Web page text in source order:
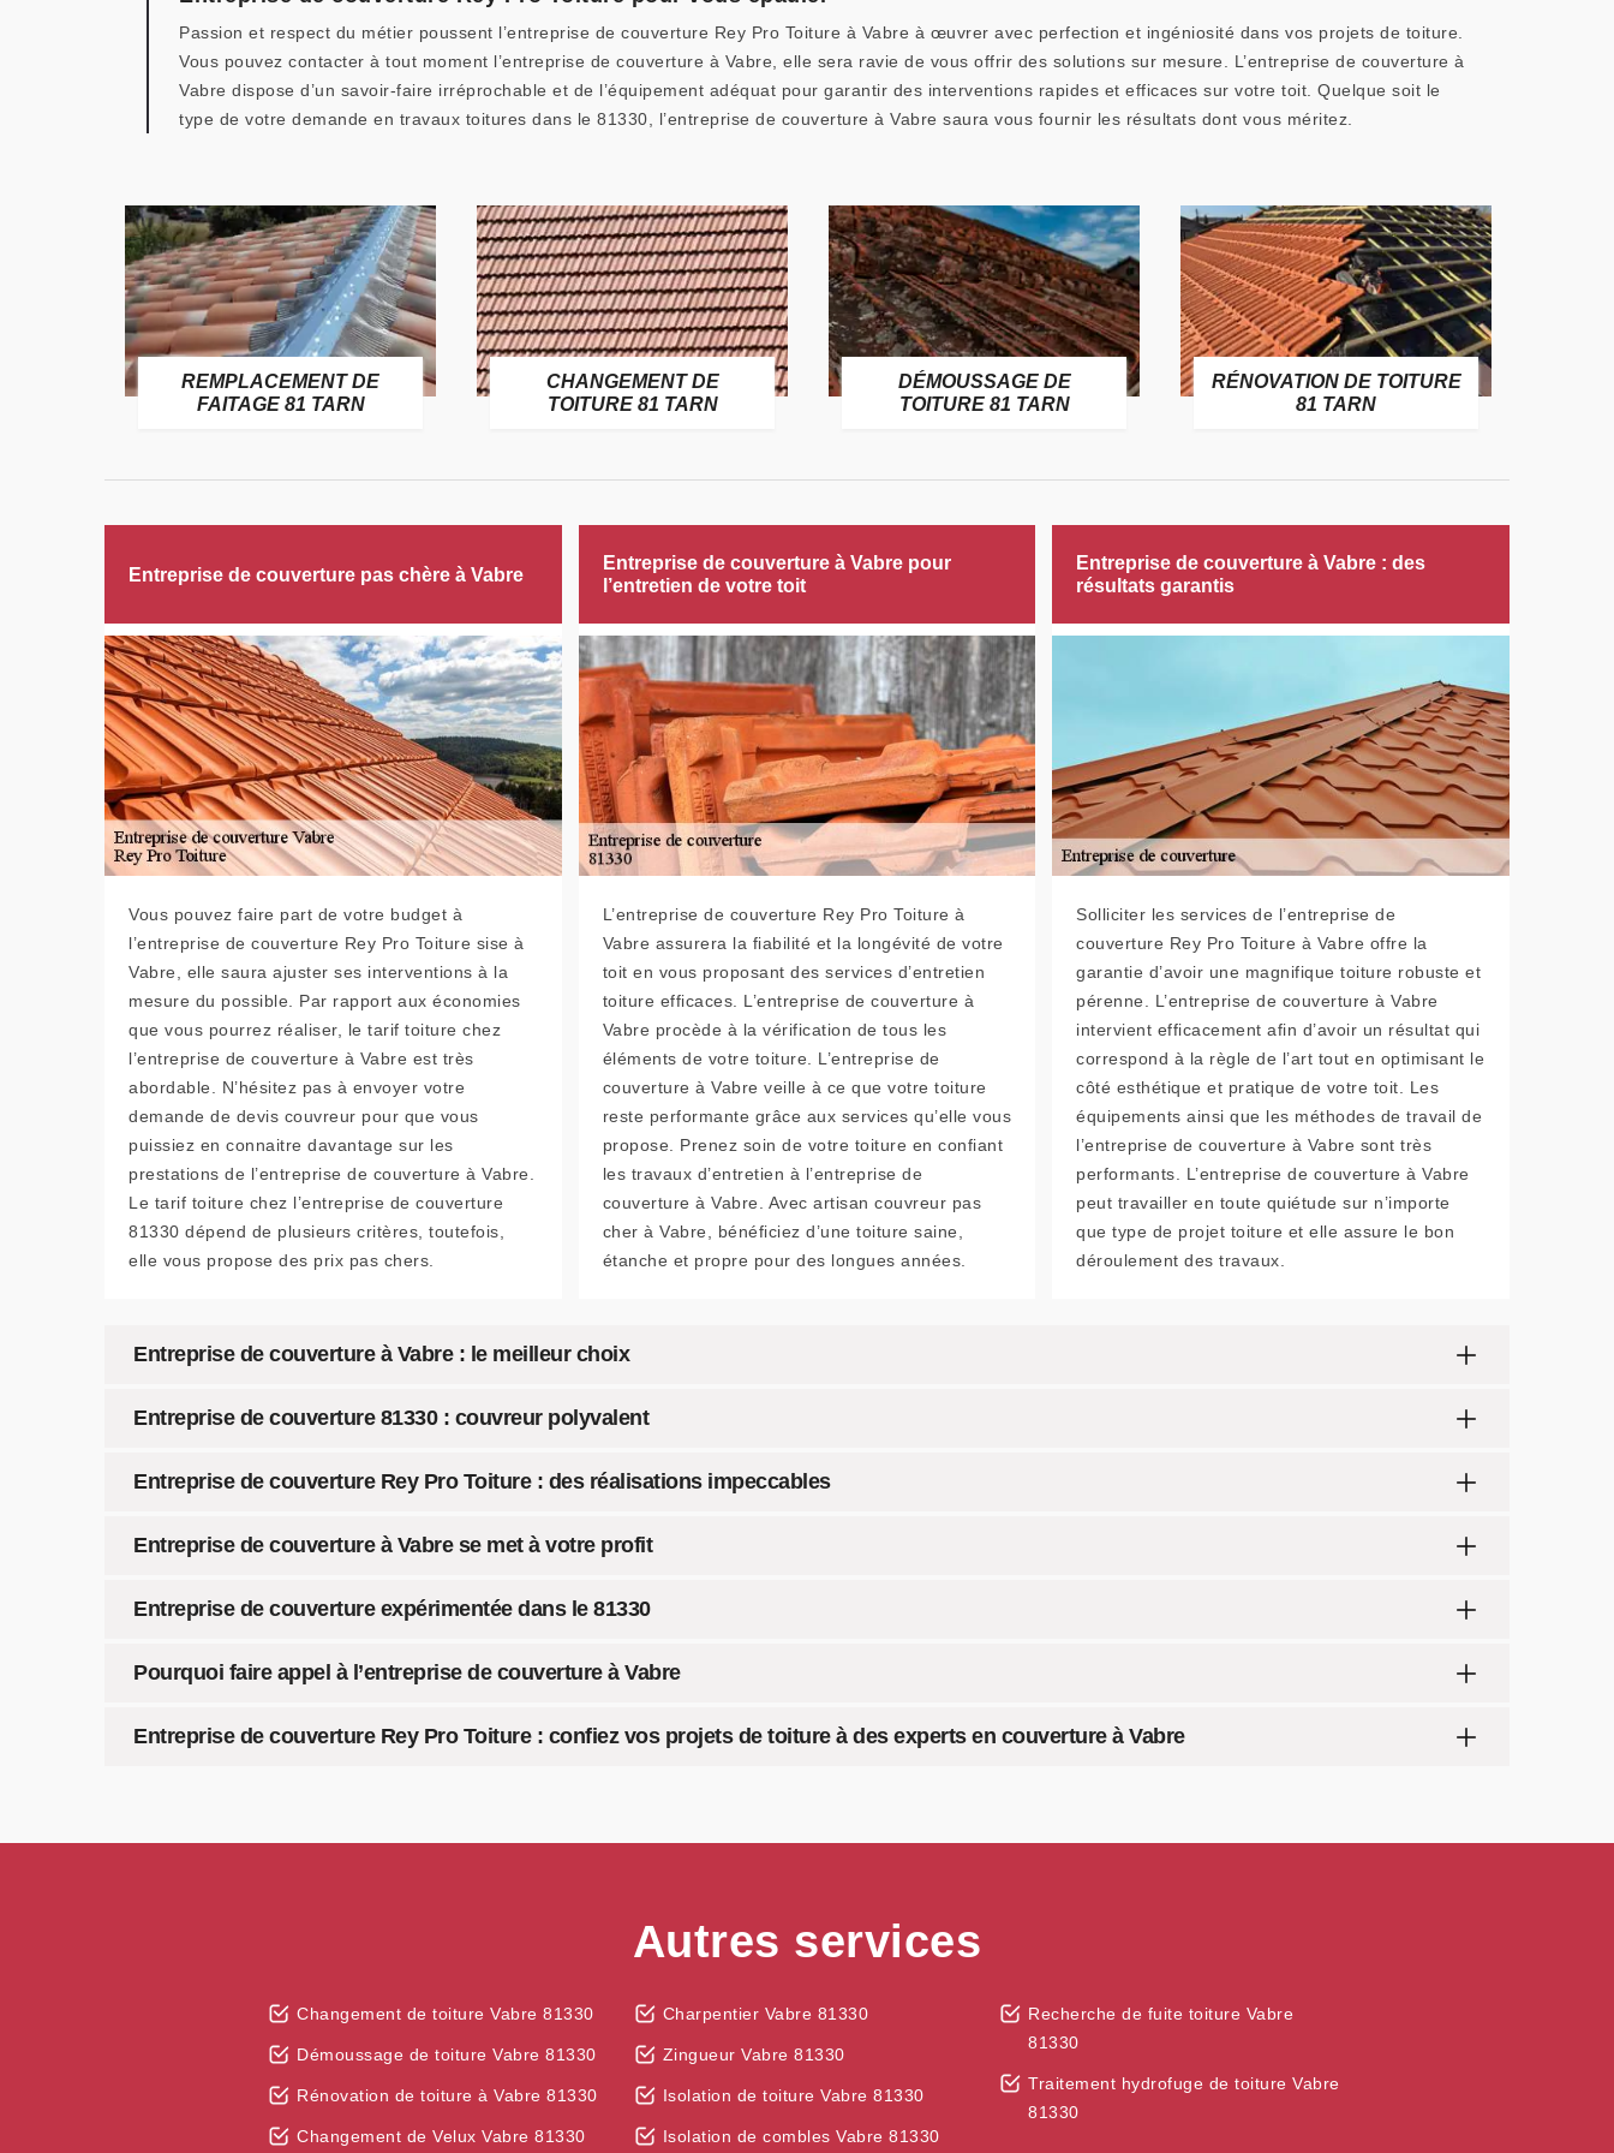
Passion et respect du métier poussent l’entreprise de couverture Rey Pro Toiture à Vabre à œuvrer avec perfection et ingéniosité dans vos projets de toiture.
Vous pouvez contacter à tout moment l’entreprise de couverture à Vabre, elle sera ravie de vous offrir des solutions sur mesure. L’entreprise de couverture à
Vabre dispose d’un savoir-faire irréprochable et de l’équipement adéquat pour garantir des interventions rapides et efficaces sur votre toit. Quelque soit le
type de votre demande en travaux toitures dans le 81330, l’entreprise de couverture à Vabre saura vous fournir les résultats dont vous méritez.
REMPLACEMENT DE
FAITAGE 81 TARN
CHANGEMENT DE
TOITURE 81 TARN
DÉMOUSSAGE DE
TOITURE 81 TARN
RÉNOVATION DE TOITURE
81 TARN
Entreprise de couverture pas chère à Vabre
Vous pouvez faire part de votre budget à
l’entreprise de couverture Rey Pro Toiture sise à
Vabre, elle saura ajuster ses interventions à la
mesure du possible. Par rapport aux économies
que vous pourrez réaliser, le tarif toiture chez
l’entreprise de couverture à Vabre est très
abordable. N’hésitez pas à envoyer votre
demande de devis couvreur pour que vous
puissiez en connaitre davantage sur les
prestations de l’entreprise de couverture à Vabre.
Le tarif toiture chez l’entreprise de couverture
81330 dépend de plusieurs critères, toutefois,
elle vous propose des prix pas chers.
Entreprise de couverture à Vabre pour
l’entretien de votre toit
L’entreprise de couverture Rey Pro Toiture à
Vabre assurera la fiabilité et la longévité de votre
toit en vous proposant des services d’entretien
toiture efficaces. L’entreprise de couverture à
Vabre procède à la vérification de tous les
éléments de votre toiture. L’entreprise de
couverture à Vabre veille à ce que votre toiture
reste performante grâce aux services qu’elle vous
propose. Prenez soin de votre toiture en confiant
les travaux d’entretien à l’entreprise de
couverture à Vabre. Avec artisan couvreur pas
cher à Vabre, bénéficiez d’une toiture saine,
étanche et propre pour des longues années.
Entreprise de couverture à Vabre : des
résultats garantis
Solliciter les services de l’entreprise de
couverture Rey Pro Toiture à Vabre offre la
garantie d’avoir une magnifique toiture robuste et
pérenne. L’entreprise de couverture à Vabre
intervient efficacement afin d’avoir un résultat qui
correspond à la règle de l’art tout en optimisant le
côté esthétique et pratique de votre toit. Les
équipements ainsi que les méthodes de travail de
l’entreprise de couverture à Vabre sont très
performants. L’entreprise de couverture à Vabre
peut travailler en toute quiétude sur n’importe
que type de projet toiture et elle assure le bon
déroulement des travaux.
Entreprise de couverture à Vabre : le meilleur choix
Entreprise de couverture 81330 : couvreur polyvalent
Entreprise de couverture Rey Pro Toiture : des réalisations impeccables
Entreprise de couverture à Vabre se met à votre profit
Entreprise de couverture expérimentée dans le 81330
Pourquoi faire appel à l’entreprise de couverture à Vabre
Entreprise de couverture Rey Pro Toiture : confiez vos projets de toiture à des experts en couverture à Vabre
Autres services
Changement de toiture Vabre 81330
Démoussage de toiture Vabre 81330
Rénovation de toiture à Vabre 81330
Changement de Velux Vabre 81330
Charpentier Vabre 81330
Zingueur Vabre 81330
Isolation de toiture Vabre 81330
Isolation de combles Vabre 81330
Recherche de fuite toiture Vabre
81330
Traitement hydrofuge de toiture Vabre
81330